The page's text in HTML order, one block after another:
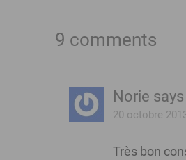
9 comments
Norie says
20 octobre
Très bon